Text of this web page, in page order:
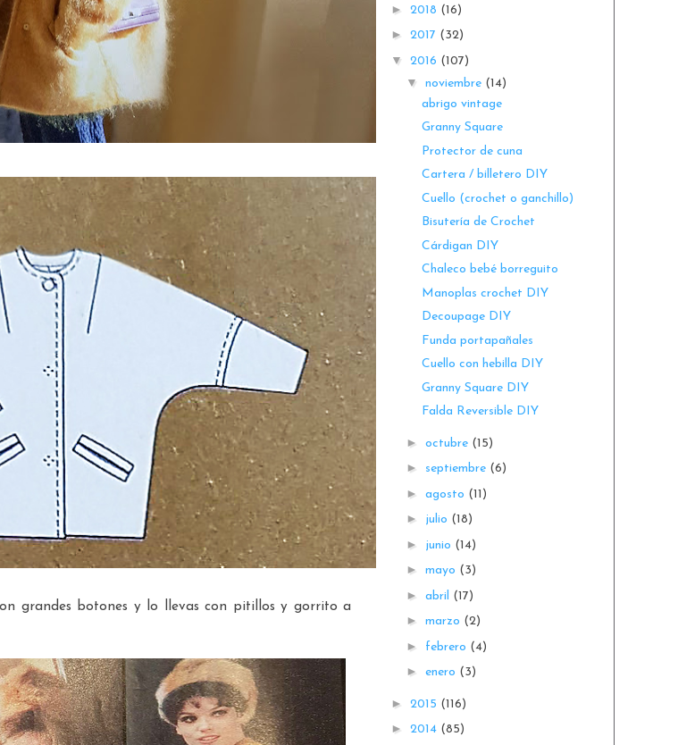
grandes botones y lo llevas con pitillos y gorrito a
► 2018 (16)
► 2017 (32)
▼ 2016 (107)
▼ noviembre (14)
abrigo vintage
Granny Square
Protector de cuna
Cartera / billetero DIY
Cuello (crochet o ganchillo)
Bisutería de Crochet
Cárdigan DIY
Chaleco bebé borreguito
Manoplas crochet DIY
Decoupage DIY
Funda portapañales
Cuello con hebilla DIY
Granny Square DIY
Falda Reversible DIY
► octubre (15)
► septiembre (6)
► agosto (11)
► julio (18)
► junio (14)
► mayo (3)
► abril (17)
► marzo (2)
► febrero (4)
► enero (3)
► 2015 (116)
► 2014 (85)